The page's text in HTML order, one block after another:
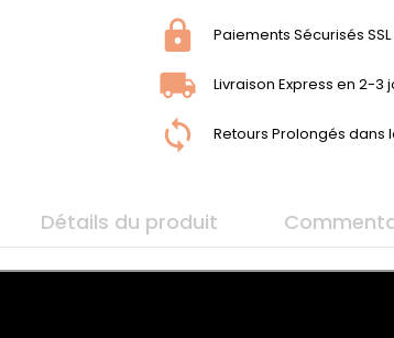
Paiements Sécurisés
Livraison Express en 2-3
Retours Prolongés dans
Détails du produit